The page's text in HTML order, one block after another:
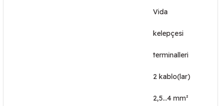
Vida
kelepçesi
terminalleri
2 kablo(lar)
2,5…4 mm²